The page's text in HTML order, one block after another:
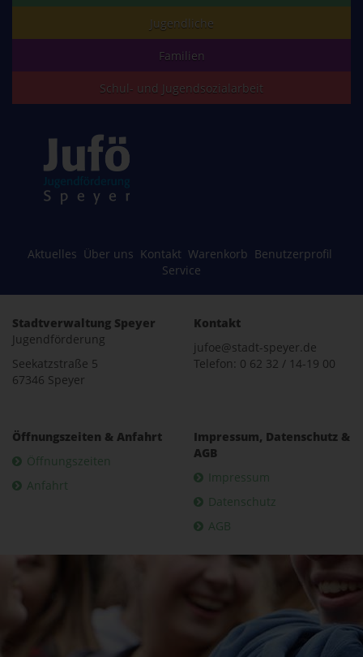
Jugendliche
Familien
Schul- und Jugendsozialarbeit
Aktuelles Über uns Kontakt Warenkorb Benutzerprofil
Service
Stadtverwaltung Speyer
Jugendförderung
Seekatzstraße 5
67346 Speyer
Kontakt
jufoe@stadt-speyer.de
Telefon: 0 62 32 / 14-19 00
Öffnungszeiten & Anfahrt
Öffnungszeiten
Anfahrt
Impressum, Datenschutz &
AGB
Impressum
Datenschutz
AGB